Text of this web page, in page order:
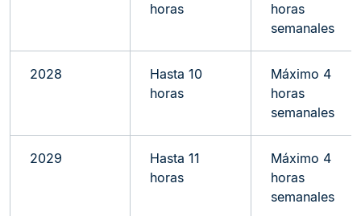
horas
horas
semanales
2028
Hasta 10
horas
Máximo 4
horas
semanales
2029
Hasta 11
horas
Máximo 4
horas
semanales